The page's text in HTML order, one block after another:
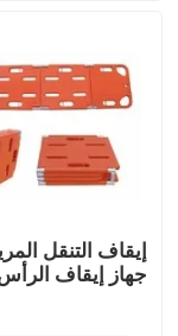
فيديوهات
حولنا
جولة في المصنع
إيقاف التنقل
جهاز إيقاف